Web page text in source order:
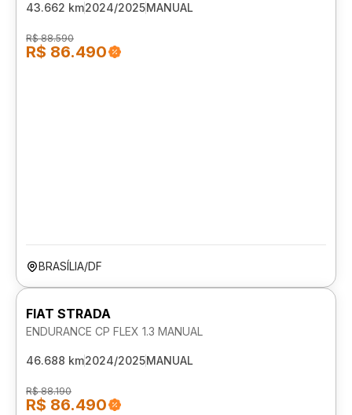
43.662 km2024/2025MANUAL
R$ 88.590
R$ 86.490
BRASÍLIA/DF
FIAT STRADA
ENDURANCE CP FLEX 1.3 MANUAL
46.688 km2024/2025MANUAL
R$ 88.190
R$ 86.490